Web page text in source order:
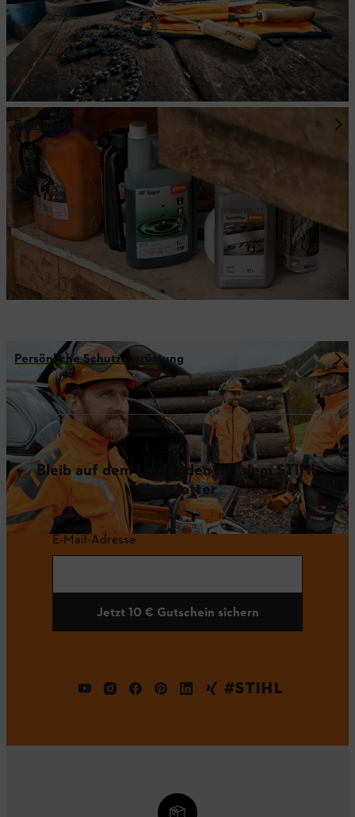
Betriebsstoffe
Persönliche Schutzausrüstung
Bleib auf dem Laufenden mit dem STIHL
Newsletter
E-Mail-Adresse
Jetzt 10 € Gutschein sichern
#STIHL